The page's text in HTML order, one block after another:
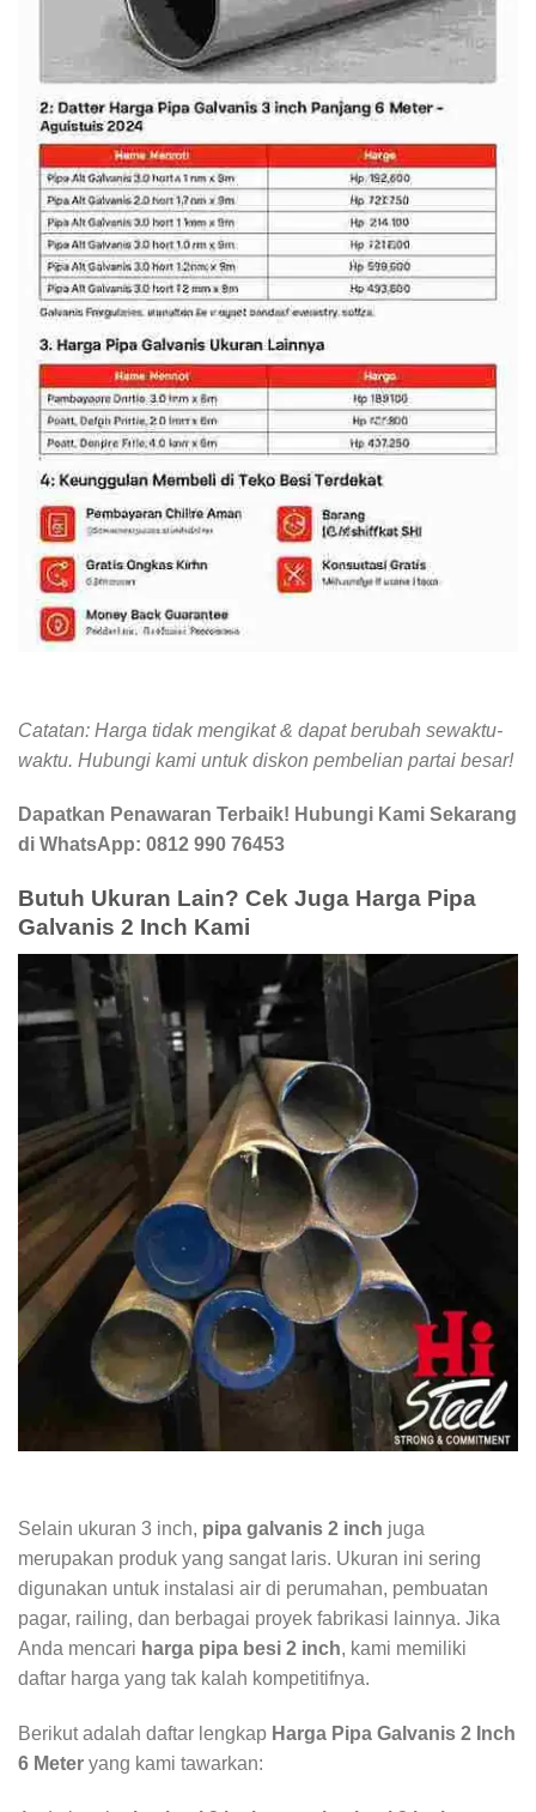
Catatan: Harga tidak mengikat & dapat berubah sewaktu-
waktu. Hubungi kami untuk diskon pembelian partai besar!
Dapatkan Penawaran Terbaik! Hubungi Kami Sekarang
di WhatsApp: 0812 990 76453
Butuh Ukuran Lain? Cek Juga Harga Pipa
Galvanis 2 Inch Kami
Selain ukuran 3 inch, pipa galvanis 2 inch juga
merupakan produk yang sangat laris. Ukuran ini sering
digunakan untuk instalasi air di perumahan, pembuatan
pagar, railing, dan berbagai proyek fabrikasi lainnya. Jika
Anda mencari harga pipa besi 2 inch, kami memiliki
daftar harga yang tak kalah kompetitifnya.
Berikut adalah daftar lengkap Harga Pipa Galvanis 2 Inch
6 Meter yang kami tawarkan: